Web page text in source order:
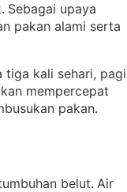
. Sebagai upaya
pakan alami serta
tiga kali sehari, pagi
mempercepat
pakan.
belut. Air